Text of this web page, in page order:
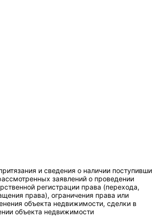
и сведения о наличии
заявлений о проведении
регистрации права (перехода,
права), ограничения права или
объекта недвижимости, сделки в
объекта недвижимости